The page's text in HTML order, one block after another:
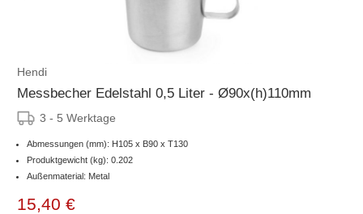
Hendi
Messbecher Edelstahl 0,5 Liter - Ø90x(h)110mm
3 - 5 Werktage
Abmessungen (mm): H105 x B90 x T130
Produktgewicht (kg): 0.202
Außenmaterial: Metal
15,40 €